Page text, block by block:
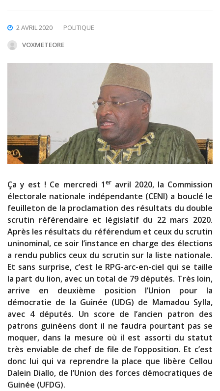
2 AVRIL 2020
POLITIQUE
VOXMETEORE
Ça y est ! Ce mercredi 1eravril 2020, la Commission
électorale nationale indépendante (CENI) a bouclé le
feuilleton de la proclamation des résultats du double
scrutin référendaire et législatif du 22 mars 2020.
Après les résultats du référendum et ceux du scrutin
uninominal, ce soir l’instance en charge des élections
a rendu publics ceux du scrutin sur la liste nationale.
Et sans surprise, c’est le RPG-arc-en-ciel qui se taille
la part du lion, avec un total de 79 députés. Très loin,
arrive en deuxième position l’Union pour la
démocratie de la Guinée (UDG) de Mamadou Sylla,
avec 4 députés. Un score de l’ancien patron des
patrons guinéens dont il ne faudra pourtant pas se
moquer, dans la mesure où il est assorti du statut
très enviable de chef de file de l’opposition. Et c’est
donc lui qui va reprendre la place que libère Cellou
Dalein Diallo, de l’Union des forces démocratiques de
Guinée (UFDG).